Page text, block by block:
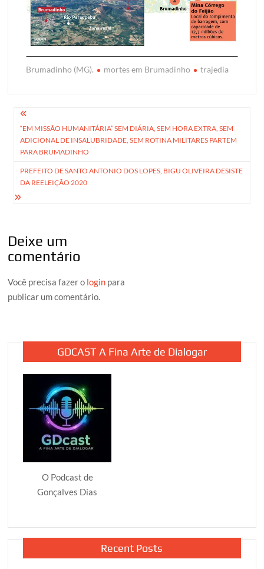
Brumadinho (MG). mortes em Brumadinho trajedia
Navegação
de
Post
“EM MISSÃO HUMANITÁRIA” SEM DIÁRIA, SEM HORA EXTRA, SEM
ADICIONAL DE INSALUBRIDADE, SEM ROTINA MILITARES PARTEM
PARA BRUMADINHO
PREFEITO DE SANTO ANTONIO DOS LOPES, BIGU OLIVEIRA DESISTE
DA REELEIÇÃO 2020
Deixe um
comentário
Você precisa fazer o login para
publicar um comentário.
GDCAST A Fina Arte de Dialogar
O Podcast de
Gonçalves Dias
Recent Posts